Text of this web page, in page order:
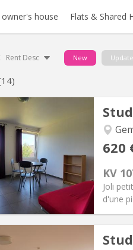
house Flats & Shared
Rent Desc New
620
KV
Joli
d'une